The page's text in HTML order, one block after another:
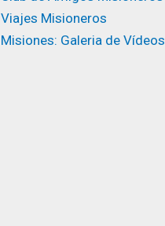
Viajes Misioneros
Misiones: Galeria de Vídeos